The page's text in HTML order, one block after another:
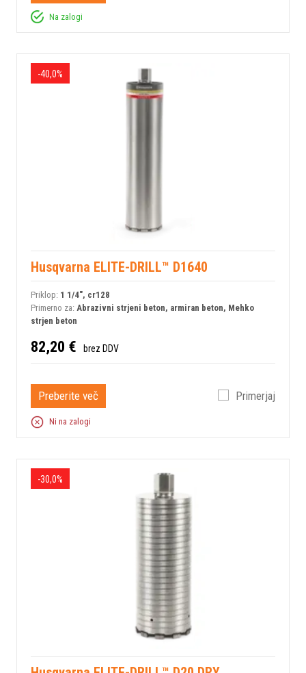
Na zalogi
-40,0%
Husqvarna ELITE-DRILL™ D1640
Priklop: 1 1/4", cr128
Primerno za: Abrazivni strjeni beton, armiran beton, Mehko
strjen beton
82,20 € brez DDV
Preberite več Primerjaj
Ni na zalogi
-30,0%